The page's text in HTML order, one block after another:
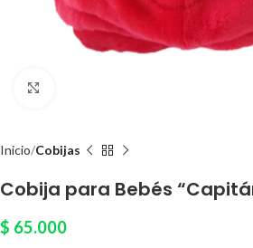
Inicio Cobijas
Cobija para Bebés
$ 65.000